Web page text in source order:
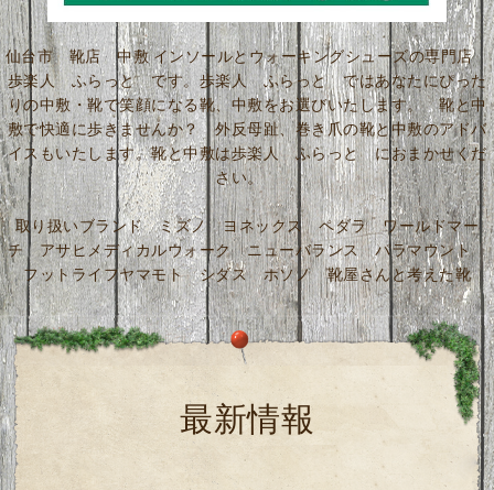
仙台市 靴店 中敷 インソールとウォーキングシューズの専門店
歩楽人 ふらっと です。歩楽人 ふらっと ではあなたにぴった
りの中敷・靴で笑顔になる靴、中敷をお選びいたします。 靴と中
敷で快適に歩きませんか？ 外反母趾、巻き爪の靴と中敷のアドバ
イスもいたします。靴と中敷は歩楽人 ふらっと におまかせくだ
さい。
取り扱いブランド ミズノ ヨネックス ペダラ ワールドマー
チ アサヒメディカルウォーク ニューバランス パラマウント
フットライフヤマモト シダス ホソノ 靴屋さんと考えた靴
最新情報